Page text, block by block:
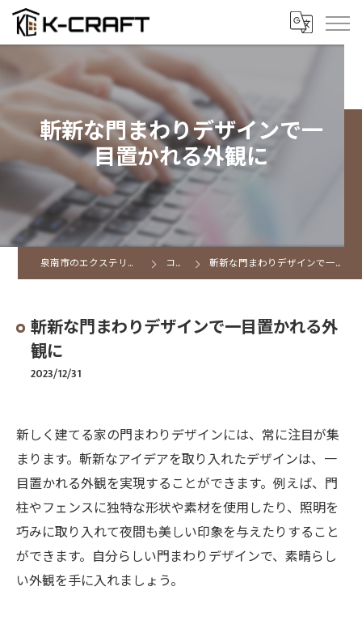
斬新な門まわりデザインで一
目置かれる外観に
泉南市のエクステリアならK CRAFT コラム 斬新な門まわりデザインで一目置かれる外観に
斬新な門まわりデザインで一目置かれる外
観に
2023/12/31
新しく建てる家の門まわりデザインには、常に注目が集
まります。斬新なアイデアを取り入れたデザインは、一
目置かれる外観を実現することができます。例えば、門
柱やフェンスに独特な形状や素材を使用したり、照明を
巧みに取り入れて夜間も美しい印象を与えたりすること
ができます。自分らしい門まわりデザインで、素晴らし
い外観を手に入れましょう。